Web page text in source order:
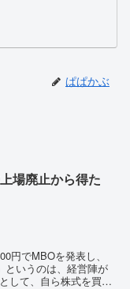
ぱぱかぶ
場廃止から得た
円でMBOを発表し、
というのは、経営陣が
して、自ら株式を買収